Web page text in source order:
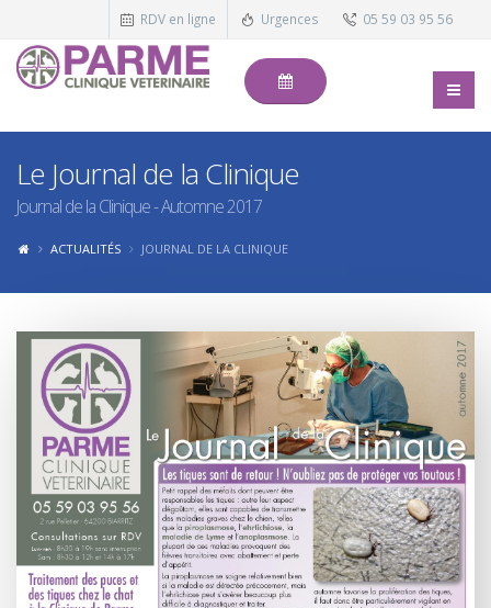
RDV en ligne Urgences 05 59 03 95 56
Le Journal de la Clinique
Journal de la Clinique - Automne 2017
ACTUALITÉS JOURNAL DE LA CLINIQUE